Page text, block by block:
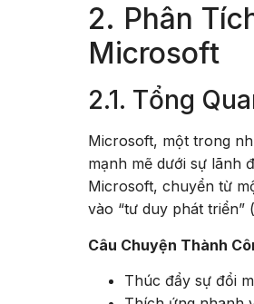
2. Phân
Microsoft
2.1. Tổng
Microsoft, một trong
mạnh mẽ dưới sự lãnh
Microsoft, chuyển từ
vào “tư duy phát triển”
Câu Chuyện Thành
Thúc đẩy sự đổi